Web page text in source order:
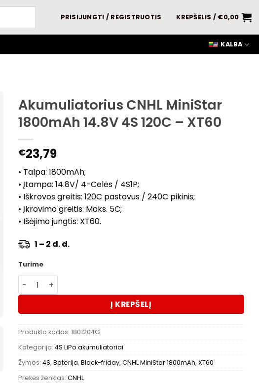
PRISIJUNGTI / REGISTRUOTIS KREPŠELIS / €0,00
KALBA
Akumuliatorius CNHL MiniStar
1800mAh 14.8V 4S 120C – XT60
€23,79
• Talpa: 1800mAh;
• Įtampa: 14.8V/ 4-Celės / 4S1P;
• Iškrovos greitis: 120C pastovus / 240C pikinis;
• Įkrovimo greitis: Maks. 5C;
• Išėjimo jungtis: XT60.
1 – 2 d. d.
Turime
produkto kiekis: Akumuliatorius CNHL MiniStar 1800mAh 14.8V
Į KREPŠELĮ
Produkto kodas: 1801204G
Kategorija: 4S LiPo akumuliatoriai
Žymos: 4S, Baterija, Black-friday, CNHL MiniStar 1800mAh, XT60
Prekės ženklas: CNHL